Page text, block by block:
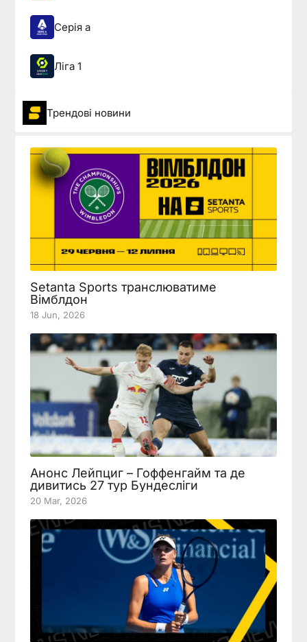
Серія а
Ліга 1
Трендові новини
Setanta Sports транслюватиме
Вімблдон
18 Jun, 2026
Анонс Лейпциг – Гоффенгайм та де
дивитись 27 тур Бундесліги
20 Mar, 2026